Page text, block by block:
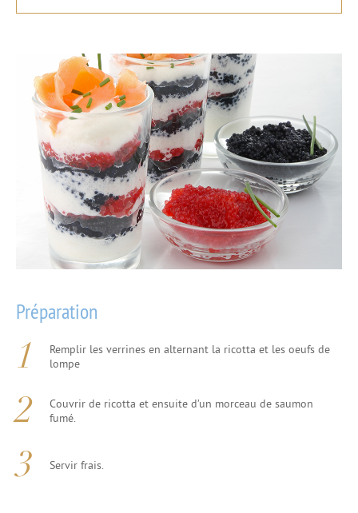
Préparation
Remplir les verrines en alternant la ricotta et les oeufs de
lompe
Couvrir de ricotta et ensuite d’un morceau de saumon
fumé.
Servir frais.